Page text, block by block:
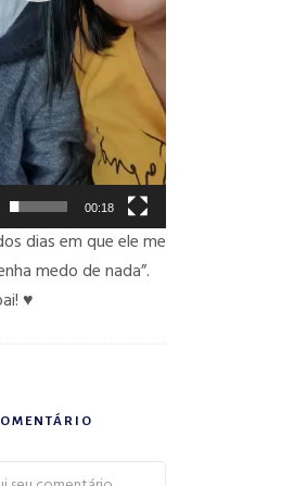
00:18
dias em que ele me
medo de nada”.
♥️